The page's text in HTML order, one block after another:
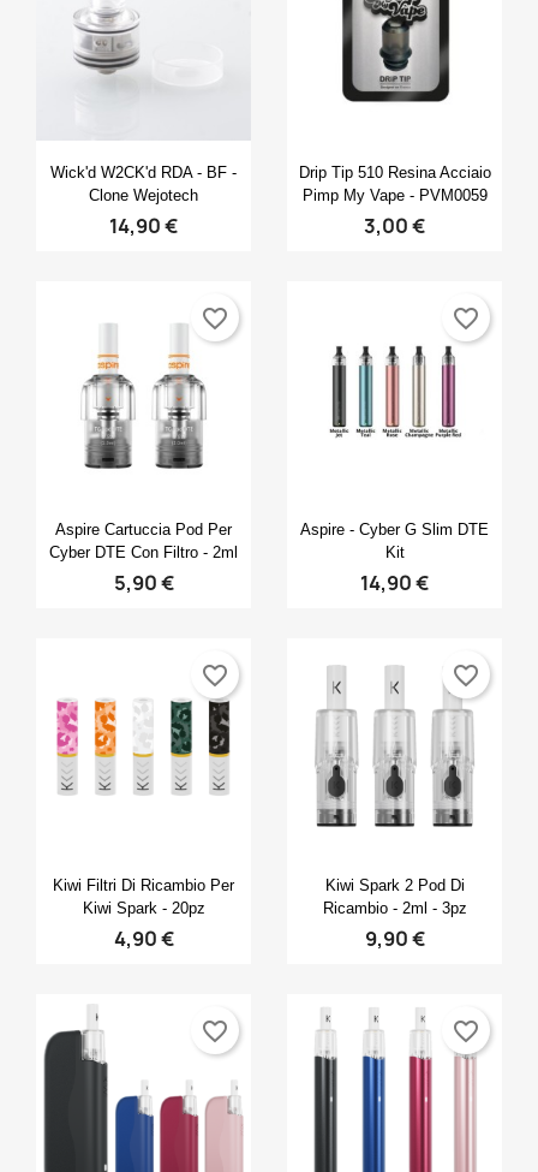
Aggiungi alla lista dei desideri
Create new list
Crea lista dei desideri
((modalTitle))
((cancelText))
Accedi
Accedi
Anteprima
Wick'd W2CK'd RDA - BF -
Clone Wejotech
14,90 €
Anteprima
Drip Tip 510 Resina Acciaio
Pimp My Vape - PVM0059
3,00 €
Anteprima
Aspire Cartuccia Pod Per
Cyber DTE Con Filtro - 2ml
5,90 €
favorite_border
Anteprima
Aspire - Cyber G Slim DTE
Kit
14,90 €
favorite_border
Anteprima
Kiwi Filtri Di Ricambio Per
Kiwi Spark - 20pz
4,90 €
favorite_border
 Anteprima
Kiwi Spark 2 Pod Di
Ricambio - 2ml - 3pz
9,90 €
favorite_border
favorite_border favorite_border